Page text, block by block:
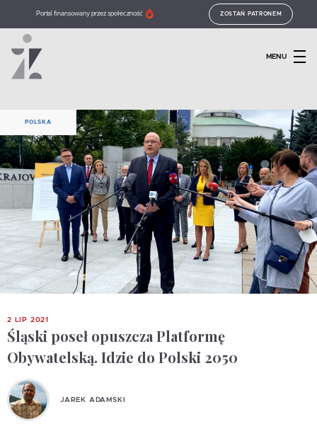
Portal finansowany przez społeczność ZOSTAŃ PATRONEM
MENU
POLSKA
2 LIP 2021
Śląski poseł opuszcza Platformę
Obywatelską. Idzie do Polski 2050
JAREK ADAMSKI